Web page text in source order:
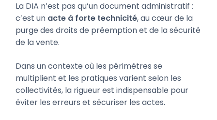
La DIA n’est pas qu’un document administratif :
c’est un acte à forte technicité, au cœur de la
purge des droits de préemption et de la sécurité
de la vente.
Dans un contexte où les périmètres se
multiplient et les pratiques varient selon les
collectivités, la rigueur est indispensable pour
éviter les erreurs et sécuriser les actes.